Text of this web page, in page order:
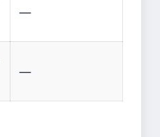
—
—